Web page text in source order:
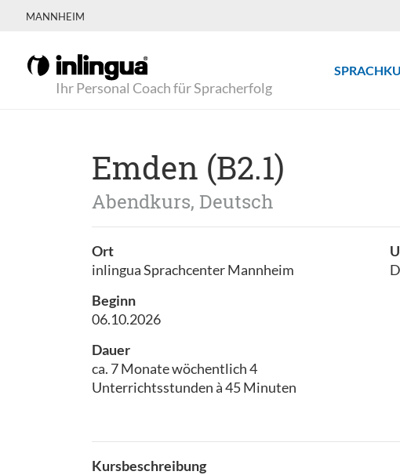
MANNHEIM
Ihr Personal Coach für Spracherfolg
Emden (B2.1)
Abendkurs, Deutsch
Ort
inlingua Sprachcenter Mannheim
Beginn
06.10.2026
Dauer
ca. 7 Monate wöchentlich 4
Unterrichtsstunden à 45 Minuten
Kursbeschreibung